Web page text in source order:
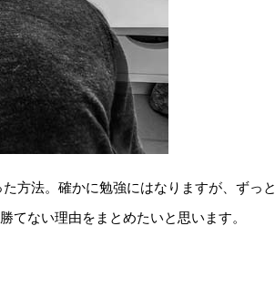
方法。確かに勉強にはなりますが、ずっと
てない理由をまとめたいと思います。